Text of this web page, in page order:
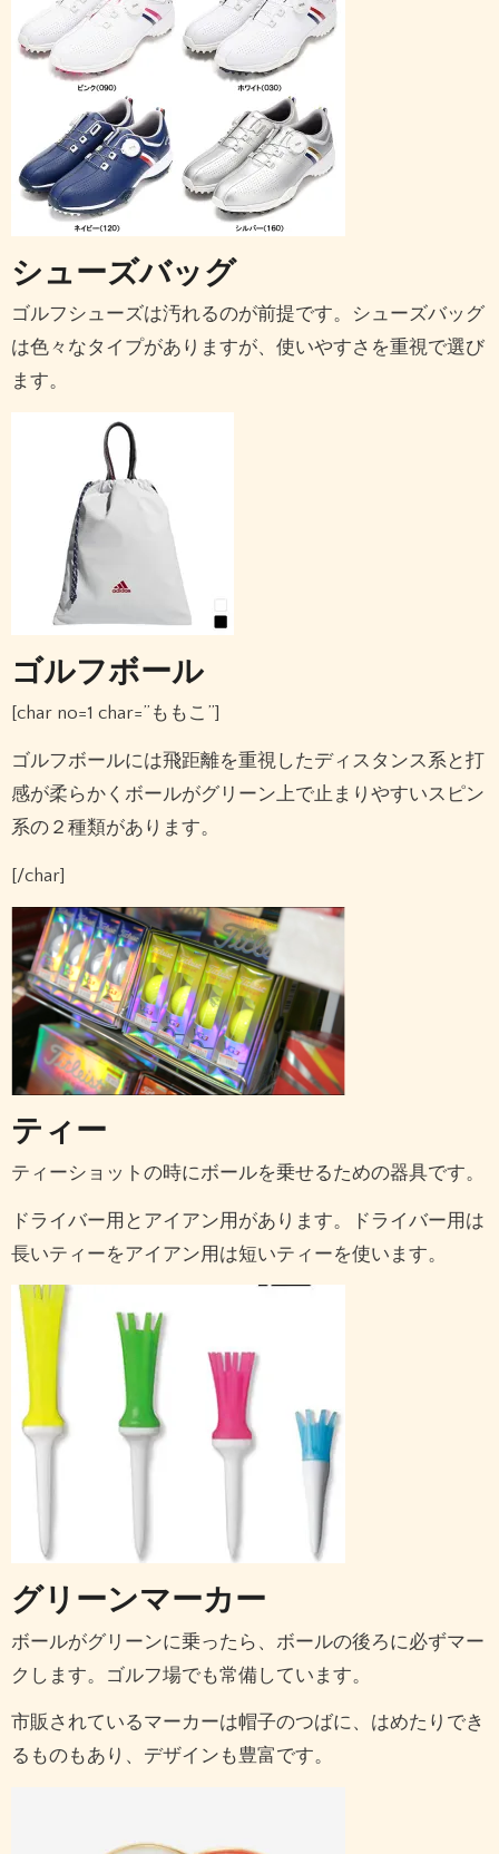
シューズバッグ
ゴルフシューズは汚れるのが前提です。シューズバッグ
は色々なタイプがありますが、使いやすさを重視で選び
ます。
ゴルフボール
[char no=1 char=”ももこ”]
ゴルフボールには飛距離を重視したディスタンス系と打
感が柔らかくボールがグリーン上で止まりやすいスピン
系の２種類があります。
[/char]
ティー
ティーショットの時にボールを乗せるための器具です。
ドライバー用とアイアン用があります。ドライバー用は
長いティーをアイアン用は短いティーを使います。
グリーンマーカー
ボールがグリーンに乗ったら、ボールの後ろに必ずマー
クします。ゴルフ場でも常備しています。
市販されているマーカーは帽子のつばに、はめたりでき
るものもあり、デザインも豊富です。